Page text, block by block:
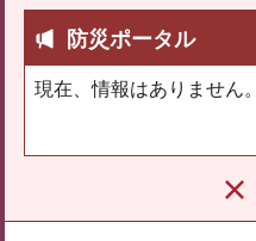
防災ポータル
現在、情報はありません。